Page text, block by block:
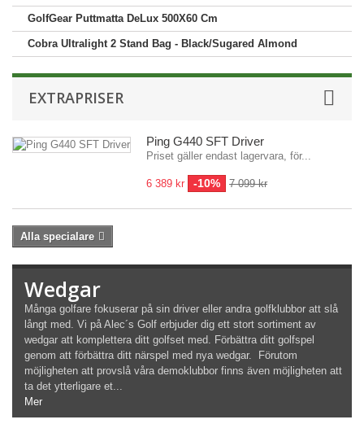
GolfGear Puttmatta DeLux 500X60 Cm
Cobra Ultralight 2 Stand Bag - Black/Sugared Almond
EXTRAPRISER
Ping G440 SFT Driver
Priset gäller endast lagervara, för...
6 389 kr -10% 7 099 kr
Alla specialare
Wedgar
Många golfare fokuserar på sin driver eller andra golfklubbor att slå
långt med. Vi på Alec´s Golf erbjuder dig ett stort sortiment av
wedgar att komplettera ditt golfset med. Förbättra ditt golfspel
genom att förbättra ditt närspel med nya wedgar. Förutom
möjligheten att provslå våra demoklubbor finns även möjligheten att
ta det ytterligare et...
Mer